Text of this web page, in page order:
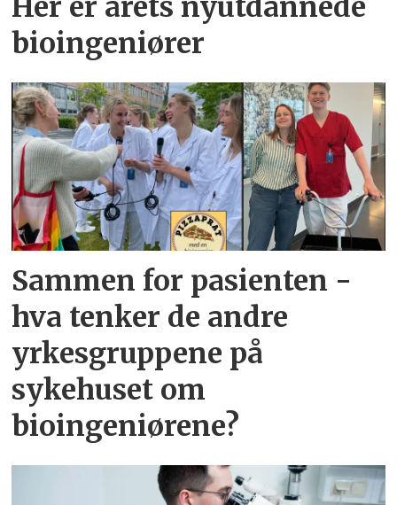
Her er årets nyutdannede
bioingeniører
Sammen for pasienten -
hva tenker de andre
yrkesgruppene på
sykehuset om
bioingeniørene?